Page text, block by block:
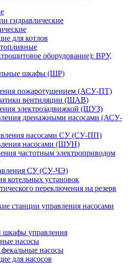
гидравлические
для котлов
оборудование): ВРУ,
шкафы (ШР)
пожаротушением (АСУ-ПТ)
вентиляции (ШАВ)
электрозадвижкой (ШУЗ)
дренажными насосами (АСУ-
насосами СУ (СУ-ПП)
насосами (ШУН)
частотным электроприводом
СУ (СУ-ЧЭ)
котельных установок
переключения на резерв
станции управления насосами
шкафы управления
насосы
насосы
для насосов